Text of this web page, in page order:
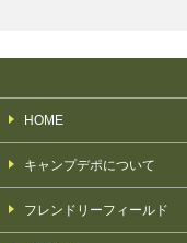
HOME
キャンプデポについて
フレンドリーフィールド